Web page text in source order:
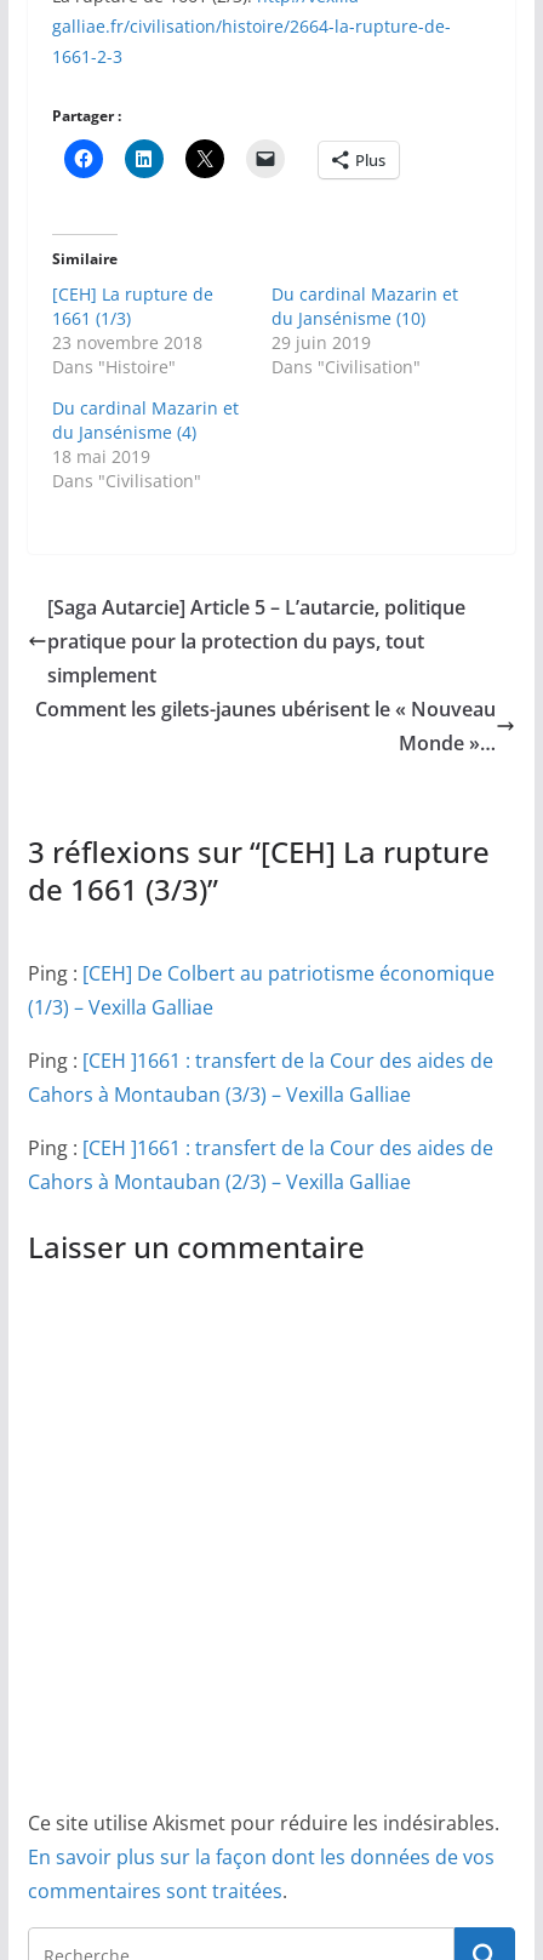
galliae.fr/civilisation/histoire/2664-la-rupture-de-
1661-2-3
Partager :
Plus
Similaire
[CEH] La rupture de
1661 (1/3)
23 novembre 2018
Dans "Histoire"
Du cardinal Mazarin et
du Jansénisme (10)
29 juin 2019
Dans "Civilisation"
Du cardinal Mazarin et
du Jansénisme (4)
18 mai 2019
Dans "Civilisation"
[Saga Autarcie] Article 5 – L’autarcie, politique
pratique pour la protection du pays, tout
simplement
Comment les gilets-jaunes ubérisent le « Nouveau
Monde »…
3 réflexions sur “[CEH] La rupture
de 1661 (3/3)”
Ping : [CEH] De Colbert au patriotisme économique
(1/3) – Vexilla Galliae
Ping : [CEH ]1661 : transfert de la Cour des aides de
Cahors à Montauban (3/3) – Vexilla Galliae
Ping : [CEH ]1661 : transfert de la Cour des aides de
Cahors à Montauban (2/3) – Vexilla Galliae
Laisser un commentaire
Ce site utilise Akismet pour réduire les indésirables.
En savoir plus sur la façon dont les données de vos
commentaires sont traitées.